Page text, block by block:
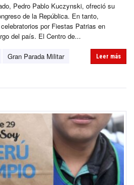
Pedro Pablo Kuczynski, ofreció su
de la República. En tanto,
por Fiestas Patrias en
del país. El Centro de...
Gran Parada Militar
Leer más